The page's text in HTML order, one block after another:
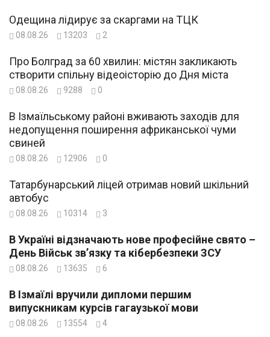
Одещина лідирує за скаргами на ТЦК
08.08.26 13203 2
Про Болград за 60 хвилин: містян закликають
створити спільну відеоісторію до Дня міста
08.08.26 9288 0
В Ізмаїльському районі вживають заходів для
недопущення поширення африканської чуми
свиней
08.08.26 12906 0
Татарбунарський ліцей отримав новий шкільний
автобус
08.08.26 10314 3
В Україні відзначають нове професійне свято –
День Військ зв’язку та кібербезпеки ЗСУ
08.08.26 13635 6
В Ізмаїлі вручили дипломи першим
випускникам курсів гагаузької мови
08.08.26 13554 4